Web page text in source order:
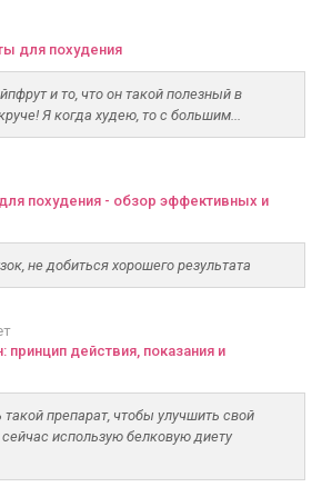
для похудения
и то, что он такой полезный в
Я когда худею, то с большим...
похудения - обзор эффективных и
не добиться хорошего результата
принцип действия, показания и
препарат, чтобы улучшить свой
использую белковую диету